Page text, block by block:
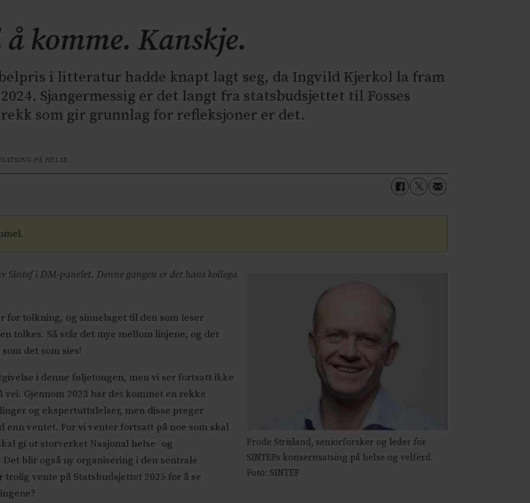
komme. Kanskje.
i litteratur hadde knapt lagt seg, da Ingvild Kjerkol la fram
Sjangermessig er det langt fra statsbudsjettet til Fosses
som gir grunnlag for refleksjoner er det.
PÅ HELSE
Frode Strisland, seniorforsker og leder for
SINTEFs konsernsatsing på helse og velferd.
Foto: SINTEF
Sintef i DM-panelet. Denne gangen er det hans kollega
for tolkning, og sinnelaget til den som leser
tolkes. Så står det mye mellom linjene, og det
det som sies!
i denne føljetongen, men vi ser fortsatt ikke
Gjennom 2023 har det kommet en rekke
og ekspertuttalelser, men disse preger
ventet. For vi venter fortsatt på noe som skal
gi ut storverket Nasjonal helse- og
blir også ny organisering i den sentrale
vente på Statsbudsjettet 2025 for å se